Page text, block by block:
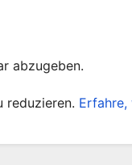
abzugeben.
reduzieren. Erfahre,